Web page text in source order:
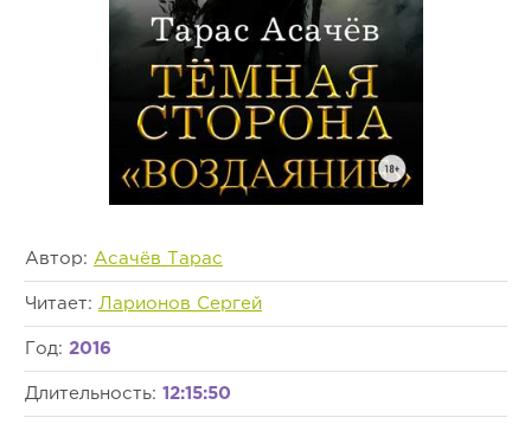
Автор: Асачёв Тарас
Читает: Ларионов Сергей
Год: 2016
Длительность: 12:15:50